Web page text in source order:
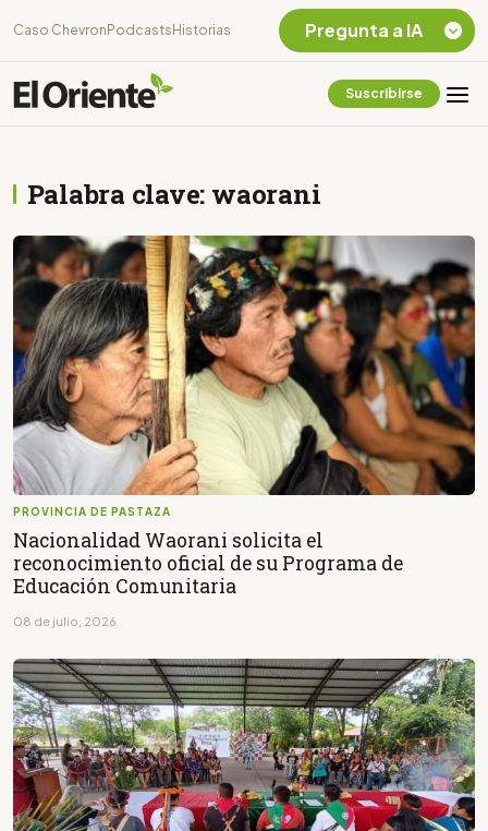
Caso Chevron Podcasts Historias
Suscribirse
Palabra clave: waorani
PROVINCIA DE PASTAZA
Nacionalidad Waorani solicita el
reconocimiento oficial de su Programa de
Educación Comunitaria
08 de julio, 2026
Pregunta a IA
Amazonia Ecuatoriana
¿En que consiste la
tasa minera que rige en
Ecuador?